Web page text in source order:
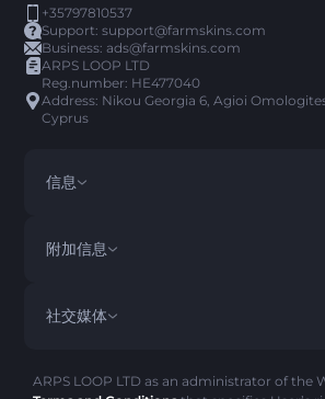
+35797810537
Support:support@farmskins.com
Business:ads@farmskins.com
ARPS LOOP LTD
Reg.number: HE477040
Address: Nikou Georgia 6, Agioi
Cyprus
信息
条款与条件
退款政策
附加信息
常见问题解答
PICK’EM 历史
社交媒体
ARPS LOOP LTD as an administrator of the